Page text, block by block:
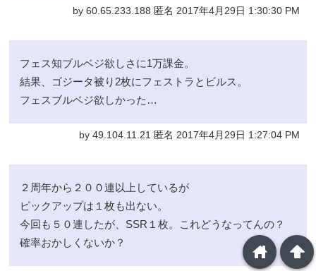
by 60.65.233.188 匿名 2017年4月29日 1:30:30 PM
フェス知ブルベジ欲しさに1万課金。
結果、ゴジータ被り2枚にフェストラとビルス。
フェスブルベジ欲しかった…
by 49.104.11.21 匿名 2017年4月29日 1:27:04 PM
２周年から２００連以上しているが
ピックアップは１枚も出ない。
今回も５０連したが、SSR１枚。これどうなってんの？
確率おかしくないか？
arrowup
home